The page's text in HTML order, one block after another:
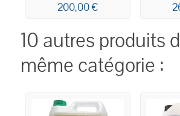
200,00 €
10 autres produits
même catégorie :